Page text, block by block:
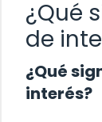
¿Qué
de
¿Qué
interés?